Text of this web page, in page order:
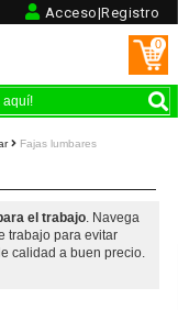
Acceso|Registro
0
Fajas lumbares
el trabajo. Navega
trabajo para evitar
calidad a buen precio.